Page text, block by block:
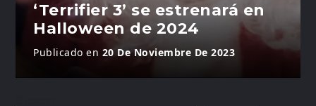
‘Terrifier 3’ se estrenará en
Halloween de 2024
Publicado en 20 De Noviembre De 2023